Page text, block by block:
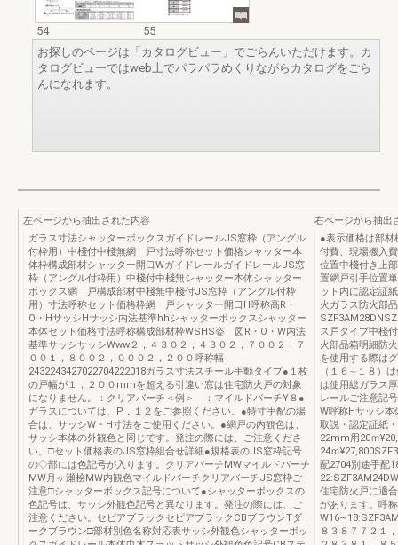
54
55
お探しのページは「カタログビュー」でごらんいただけます。カ
タログビューではweb上でパラパラめくりながらカタログをごら
んになれます。
左ページから抽出された内容
ガラス寸法シャッターボックスガイドレールJS窓枠（アングル
付枠用）中棧付中棧無網 戸寸法呼称セット価格シャッター本
体枠構成部材シャッター開口WガイドレールガイドレールJS窓
枠（アングル付枠用）中棧付中棧無シャッター本体シャッター
ボックス網 戸構成部材中棧無中棧付JS窓枠（アングル付枠
用）寸法呼称セット価格枠網 戸シャッター開口H呼称高R・
O・HサッシHサッシ内法基準hhシャッターボックスシャッター
本体セット価格寸法呼称構成部材枠WSHS姿 図R・O・W内法
基準サッシサッシWww２，４３０２，４３０２，７００２，７
００１，８００２，０００２，２００呼称幅
2432243427022704222018ガラス寸法スチール手動タイプ●１枚
の戸幅が１，２００mmを超える引違い窓は住宅防火戸の対象
になりません。：クリアバーチ＜例＞ ：マイルドバーチY８●
ガラスについては、P．１２をご参照ください。●特寸手配の場
合は、サッシW・H寸法をご使用ください。●網戸の内観色は、
サッシ本体の外観色と同じです。発注の際には、ご注意くださ
い。□セット価格表のJS窓枠組合せ詳細●規格表のJS窓枠記号
の◇部には色記号が入ります。クリアバーチMWマイルドバーチ
MW月ヶ瀬桧MW内観色マイルドバーチクリアバーチJS窓枠ご
注意□シャッターボックス記号について●シャッターボックスの
色記号は、サッシ外観色記号と異なります。発注の際には、ご
注意ください。セピアブラックセピアブラックCBブラウンTダ
ークブラウン□部材別色名称対応表サッシ外観色シャッターボッ
右ページから抽出
●表示価格は部材
付費、現場搬入
位置中棧付き上
置網戸引手位置
ット内に認定証
火ガラス防火部
ス戸タイプ中棧
火部品箱明細防
を使用する際は
（１６∼１８）
は使用総ガラス
レールご注意記
W呼称Hサッシ本
取説・認定証紙
22mm用20ｍ
24ｍ
配2704別途手配
住宅防火戸に適
があります。呼称
８３８７７２１